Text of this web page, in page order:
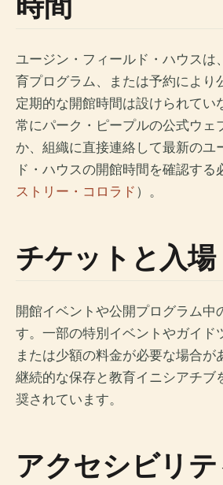
ユージン・フィールド・ハウスは
育プログラム、または予約により
定期的な開館時間は設けられてい
常にパーク・ピープルの公式ウェ
か、組織に直接連絡して最新のユ
ド・ハウスの開館時間を確認する
ストリー・コロラド ）。
チケットと入場
開館イベントや公開プログラム中
す。一部の特別イベントやガイド
または少額の料金が必要な場合が
継続的な保存と教育イニシアチブ
奨されています。
アクセシビリテ